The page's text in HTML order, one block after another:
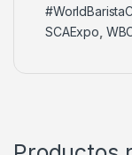
SCAExpo